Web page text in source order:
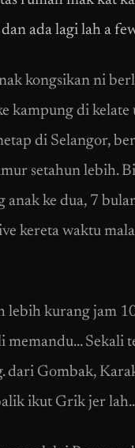
ada lagi lah a
kongsikan ni
kampung di
di Selangor,
setahun lebih.
anak ke dua, 7
kereta waktu
kurang jam
memandu… Sekali
dari Gombak,
ikut Grik jer